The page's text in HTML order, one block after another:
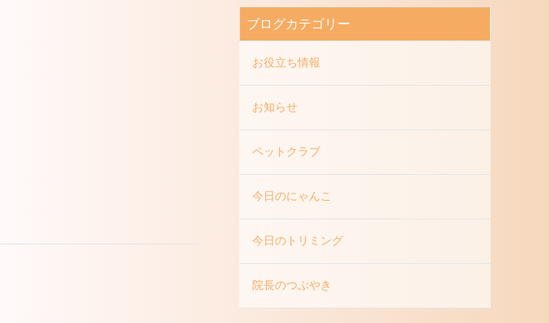
ブログカテゴリー
お役立ち情報
お知らせ
ペットクラブ
今日のにゃんこ
今日のトリミング
院長のつぶやき